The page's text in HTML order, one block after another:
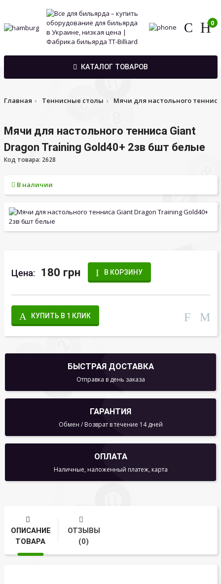
0
КАТАЛОГ ТОВАРОВ
Главная Теннисные столы Мячи для настольного тенниса
Мячи для настольного тенниса Giant
Dragon Training Gold40+ 2зв 6шт белые
Код товара: 2628
В наличии
Цена: 180 грн В КОРЗИНУ
КУПИТЬ В 1 КЛИК
БЫСТРАЯ ДОСТАВКА
Отправка в день заказа
ГАРАНТИЯ
Обмен / Возврат в течение 14 дней
ОПЛАТА
Наличные, наложенный платеж, карта
ОПИСАНИЕ
ТОВАРА
ОТЗЫВЫ
(0)